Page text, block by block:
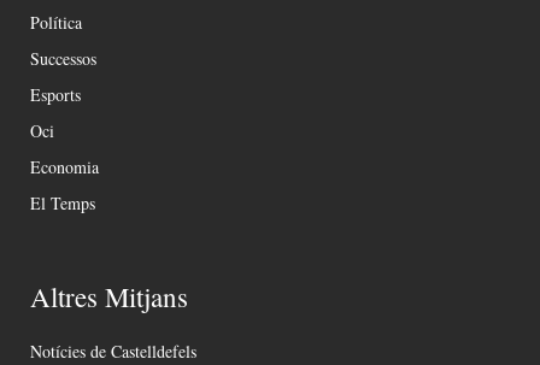
Política
Successos
Esports
Oci
Economia
El Temps
Altres Mitjans
Notícies de Castelldefels